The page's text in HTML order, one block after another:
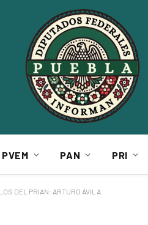
PVEM PAN PRI
DEL PRIAN: ARTURO ÁVILA